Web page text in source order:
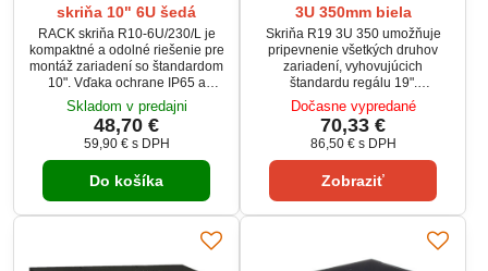
skriňa 10" 6U šedá
RACK skriňa R10-6U/230/L je
kompaktné a odolné riešenie pre
montáž zariadení so štandardom
10". Vďaka ochrane IP65 a
mechanickej odolnosti IK10 je
vhodná na použitie v interiéri aj
exteriéri. Skriňa má odnímateľný
zadný panel, tesnené dvierka a
viacero vstupov na káble.
Spoľahlivo chráni inštalované
vlhkosťou a mechanickým
Skladom v predajni
48,70 €
59,90 € s DPH
Do košíka
3U 350mm biela
Skriňa R19 3U 350 umožňuje
pripevnenie všetkých druhov
zariadení, vyhovujúcich
štandardu regálu 19".
Umiestnenie koľajníc umožňuje
neobmedzený prístup k
zariadeniam a zaisťuje
bezpečnosť pri montáži prvkov
náchylných na zničenie, napr.
optických patchcordov.Tlmiče
použité v skrini spomaľujú proces
otvárania predného veka, na
ktorom sa nachádzajú koľajnice
na montáž zariadenia. Vďaka
tomuto...
Dočasne vypredané
70,33 €
86,50 € s DPH
Zobraziť